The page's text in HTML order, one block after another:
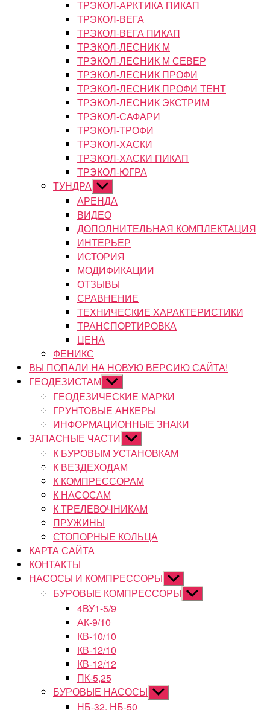
ТРЭКОЛ-АРКТИКА ПИКАП
ТРЭКОЛ-ВЕГА
ТРЭКОЛ-ВЕГА ПИКАП
ТРЭКОЛ-ЛЕСНИК М
ТРЭКОЛ-ЛЕСНИК М СЕВЕР
ТРЭКОЛ-ЛЕСНИК ПРОФИ
ТРЭКОЛ-ЛЕСНИК ПРОФИ ТЕНТ
ТРЭКОЛ-ЛЕСНИК ЭКСТРИМ
ТРЭКОЛ-САФАРИ
ТРЭКОЛ-ТРОФИ
ТРЭКОЛ-ХАСКИ
ТРЭКОЛ-ХАСКИ ПИКАП
ТРЭКОЛ-ЮГРА
ТУНДРА Показывать
подменю
АРЕНДА
ВИДЕО
ДОПОЛНИТЕЛЬНАЯ КОМПЛЕКТАЦИЯ
ИНТЕРЬЕР
ИСТОРИЯ
МОДИФИКАЦИИ
ОТЗЫВЫ
СРАВНЕНИЕ
ТЕХНИЧЕСКИЕ ХАРАКТЕРИСТИКИ
ТРАНСПОРТИРОВКА
ЦЕНА
ФЕНИКС
ВЫ ПОПАЛИ НА НОВУЮ ВЕРСИЮ САЙТА!
ГЕОДЕЗИСТАМ Показывать
подменю
ГЕОДЕЗИЧЕСКИЕ МАРКИ
ГРУНТОВЫЕ АНКЕРЫ
ИНФОРМАЦИОННЫЕ ЗНАКИ
ЗАПАСНЫЕ ЧАСТИ Показывать
подменю
К БУРОВЫМ УСТАНОВКАМ
К ВЕЗДЕХОДАМ
К КОМПРЕССОРАМ
К НАСОСАМ
К ТРЕЛЕВОЧНИКАМ
ПРУЖИНЫ
СТОПОРНЫЕ КОЛЬЦА
КАРТА САЙТА
КОНТАКТЫ
НАСОСЫ И КОМПРЕССОРЫ Показывать
подменю
БУРОВЫЕ КОМПРЕССОРЫ Показывать
подменю
4ВУ1-5/9
АК-9/10
КВ-10/10
КВ-12/10
КВ-12/12
ПК-5,25
БУРОВЫЕ НАСОСЫ Показывать
подменю
НБ-32, НБ-50